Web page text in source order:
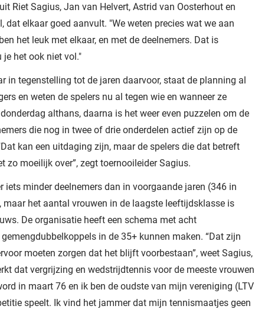
Riet Sagius, Jan van Helvert, Astrid van Oosterhout en
dat elkaar goed aanvult. "We weten precies wat we aan
het leuk met elkaar, en met de deelnemers. Dat is
je het ook niet vol."
in tegenstelling tot de jaren daarvoor, staat de planning al
en weten de spelers nu al tegen wie en wanneer ze
althans, daarna is het weer even puzzelen om de
die nog in twee of drie onderdelen actief zijn op de
kan een uitdaging zijn, maar de spelers die dat betreft
zo moeilijk over”, zegt toernooileider Sagius.
iets minder deelnemers dan in voorgaande jaren (346 in
maar het aantal vrouwen in de laagste leeftijdsklasse is
De organisatie heeft een schema met acht
in de 35+ kunnen maken. “Dat zijn
moeten zorgen dat het blijft voorbestaan”, weet Sagius,
dat vergrijzing en wedstrijdtennis voor de meeste vrouwen
in maart 76 en ik ben de oudste van mijn vereniging (LTV
speelt. Ik vind het jammer dat mijn tennismaatjes geen